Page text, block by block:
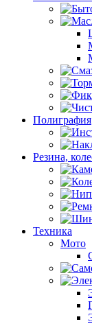
Полиграфия
Резина,
Техника
Мото